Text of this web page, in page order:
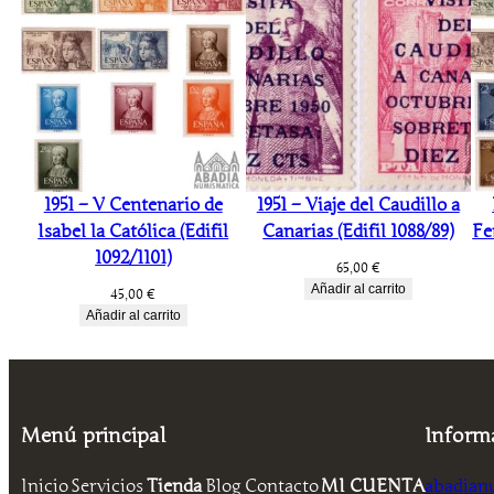
1951 – V Centenario de
Isabel la Católica (Edifil
1092/1101)
45,00€
Añadir al carrito
1951 – Viaje del Caudillo a
Canarias (Edifil 1088/89)
65,00 €
Añadir al carrito
Menú principal
InicioServicios TiendaBlog ContactoMI CUENTA